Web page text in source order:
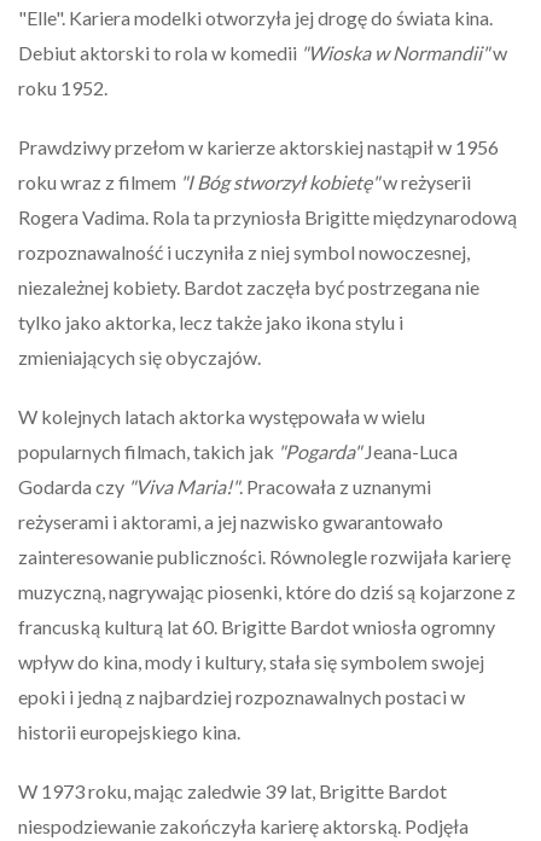
"Elle". Kariera modelki otworzyła jej drogę do świata kina.
Debiut aktorski to rola w komedii "Wioska w Normandii"w
roku 1952.
Prawdziwy przełom w karierze aktorskiej nastąpił w 1956
roku wraz z filmem "I Bóg stworzył kobietę"w reżyserii
Rogera Vadima. Rola ta przyniosła Brigitte międzynarodową
rozpoznawalność i uczyniła z niej symbol nowoczesnej,
niezależnej kobiety. Bardot zaczęła być postrzegana nie
tylko jako aktorka, lecz także jako ikona stylu i
zmieniających się obyczajów.
W kolejnych latach aktorka występowała w wielu
popularnych filmach, takich jak "Pogarda" Jeana-Luca
Godarda czy "Viva Maria!". Pracowała z uznanymi
reżyserami i aktorami, a jej nazwisko gwarantowało
zainteresowanie publiczności. Równolegle rozwijała karierę
muzyczną, nagrywając piosenki, które do dziś są kojarzone z
francuską kulturą lat 60. Brigitte Bardot wniosła ogromny
wpływ do kina, mody i kultury, stała się symbolem swojej
epoki i jedną z najbardziej rozpoznawalnych postaci w
historii europejskiego kina.
W 1973 roku, mając zaledwie 39 lat, Brigitte Bardot
niespodziewanie zakończyła karierę aktorską. Podjęła